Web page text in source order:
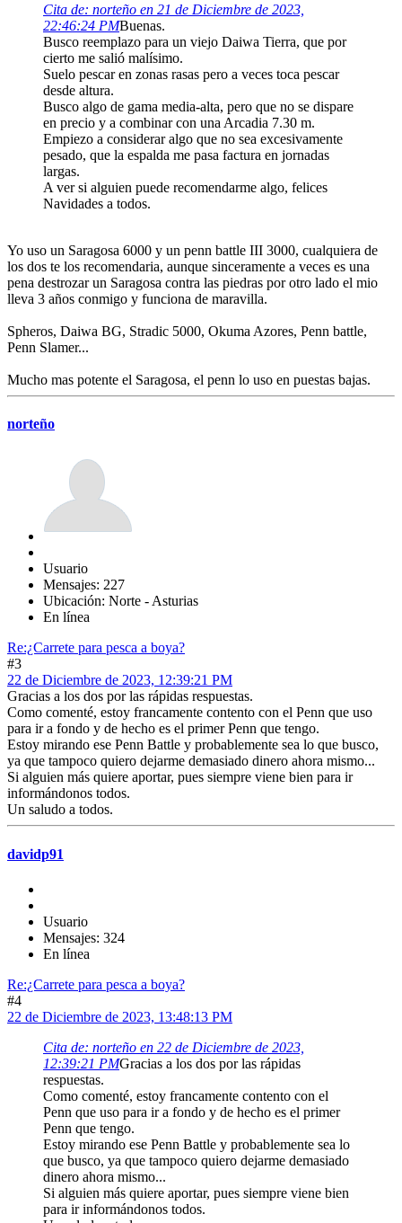
Cita de: norteño en 21 de Diciembre de 2023,
22:46:24 PMBuenas.
Busco reemplazo para un viejo Daiwa Tierra, que por
cierto me salió malísimo.
Suelo pescar en zonas rasas pero a veces toca pescar
desde altura.
Busco algo de gama media-alta, pero que no se dispare
en precio y a combinar con una Arcadia 7.30 m.
Empiezo a considerar algo que no sea excesivamente
pesado, que la espalda me pasa factura en jornadas
largas.
A ver si alguien puede recomendarme algo, felices
Navidades a todos.
Yo uso un Saragosa 6000 y un penn battle III 3000, cualquiera de
los dos te los recomendaria, aunque sinceramente a veces es una
pena destrozar un Saragosa contra las piedras por otro lado el mio
lleva 3 años conmigo y funciona de maravilla.
Spheros, Daiwa BG, Stradic 5000, Okuma Azores, Penn battle,
Penn Slamer...
Mucho mas potente el Saragosa, el penn lo uso en puestas bajas.
norteño
Usuario
Mensajes: 227
Ubicación: Norte - Asturias
En línea
Re:¿Carrete para pesca a boya?
#3
22 de Diciembre de 2023, 12:39:21 PM
Gracias a los dos por las rápidas respuestas.
Como comenté, estoy francamente contento con el Penn que uso
para ir a fondo y de hecho es el primer Penn que tengo.
Estoy mirando ese Penn Battle y probablemente sea lo que busco,
ya que tampoco quiero dejarme demasiado dinero ahora mismo...
Si alguien más quiere aportar, pues siempre viene bien para ir
informándonos todos.
Un saludo a todos.
davidp91
Usuario
Mensajes: 324
En línea
Re:¿Carrete para pesca a boya?
#4
22 de Diciembre de 2023, 13:48:13 PM
Cita de: norteño en 22 de Diciembre de 2023,
12:39:21 PMGracias a los dos por las rápidas
respuestas.
Como comenté, estoy francamente contento con el
Penn que uso para ir a fondo y de hecho es el primer
Penn que tengo.
Estoy mirando ese Penn Battle y probablemente sea lo
que busco, ya que tampoco quiero dejarme demasiado
dinero ahora mismo...
Si alguien más quiere aportar, pues siempre viene bien
para ir informándonos todos.